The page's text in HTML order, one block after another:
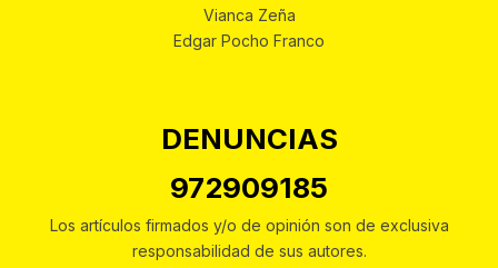
Vianca Zeña
Edgar Pocho Franco
DENUNCIAS
972909185
Los artículos firmados y/o de opinión son de exclusiva
responsabilidad de sus autores.